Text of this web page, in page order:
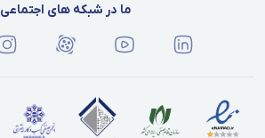
ما در شبکه های اجتماعی